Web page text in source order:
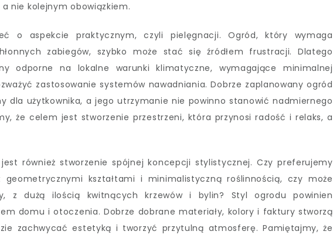
nie kolejnym obowiązkiem.
o aspekcie praktycznym, czyli pielęgnacji. Ogród, który wymaga
zabiegów, szybko może stać się źródłem frustracji. Dlatego
odporne na lokalne warunki klimatyczne, wymagające minimalnej
zastosowanie systemów nawadniania. Dobrze zaplanowany ogród
dla użytkownika, a jego utrzymanie nie powinno stanowić nadmiernego
że celem jest stworzenie przestrzeni, która przynosi radość i relaks, a
również stworzenie spójnej koncepcji stylistycznej. Czy preferujemy
geometrycznymi kształtami i minimalistyczną roślinnością, czy może
z dużą ilością kwitnących krzewów i bylin? Styl ogrodu powinien
domu i otoczenia. Dobrze dobrane materiały, kolory i faktury stworzą
zachwycać estetyką i tworzyć przytulną atmosferę. Pamiętajmy, że